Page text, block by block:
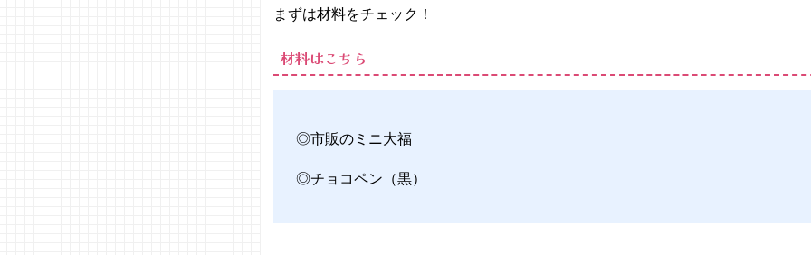
まずは材料をチェック！
材料はこちら
◎市販のミニ大福
◎チョコペン（黒）